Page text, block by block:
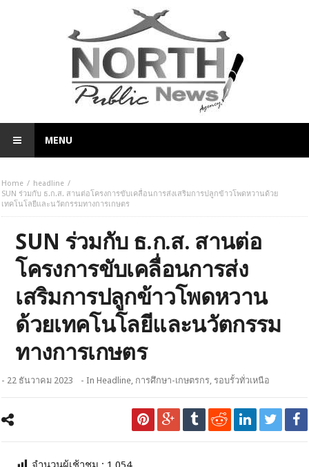
MENU
Home
headline
SUN ร่วมกับ ธ.ก.ส. สานต่อโครงการขับเคลื่อนการส่งเสริมการปลูกข้าวโพดหวานด้วย
เทคโนโลยีและนวัตกรรมทางการเกษตร
SUN ร่วมกับ ธ.ก.ส. สานต่อ
โครงการขับเคลื่อนการส่ง
เสริมการปลูกข้าวโพดหวาน
ด้วยเทคโนโลยีและนวัตกรรม
ทางการเกษตร
- 22 ธันวาคม 2023 - InHeadline, การศึกษา-เกษตรกร, รอบรั้วทั่วเหนือ